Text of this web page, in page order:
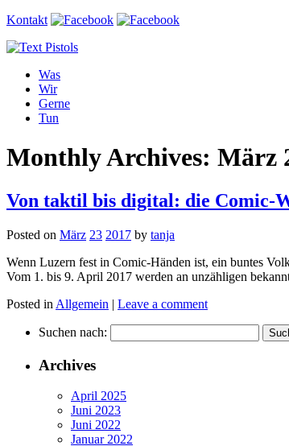
Kontakt
Was
Wir
Gerne
Tun
Monthly Archives: März
Von taktil bis digital: die Comic-
Posted on März 23 2017 by tanja
Wenn Luzern fest in Comic-Händen ist, ein buntes
Vom 1. bis 9. April 2017 werden an unzähligen
Posted in Allgemein | Leave a comment
Suchen nach:
Archives
April 2025
Juni 2023
Juni 2022
Januar 2022